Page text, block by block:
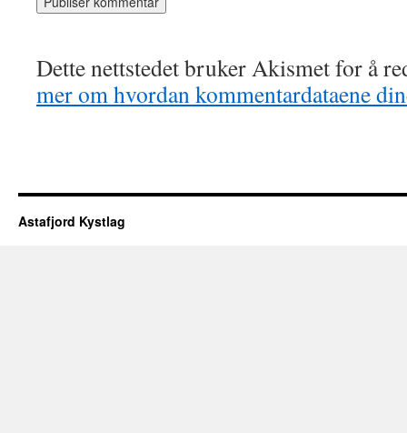
Dette nettstedet bruker Akismet for å
mer om hvordan kommentardataene
Astafjord Kystlag